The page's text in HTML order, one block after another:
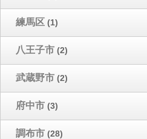
練馬区 (1)
八王子市 (2)
武蔵野市 (2)
府中市 (3)
調布市 (28)